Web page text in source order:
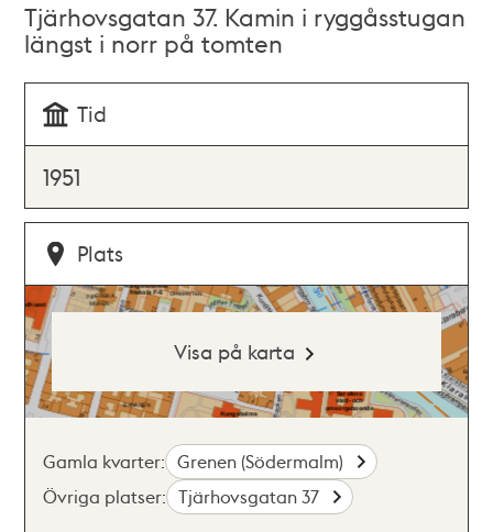
Tjärhovsgatan 37. Kamin i ryggåsstugan
längst i norr på tomten
Tid
1951
Plats
Visa på karta
Gamla kvarter: Grenen (Södermalm)
Övriga platser: Tjärhovsgatan 37